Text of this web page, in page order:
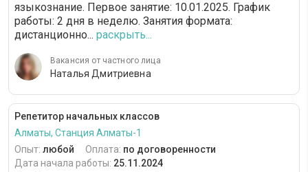
языкознание. Первое занятие: 10.01.2025. График
работы: 2 дня в неделю. Занятия формата:
дистанционно... раскрыть...
Вакансия от частного лица
Наталья Дмитриевна
Репетитор начальных классов
Алматы, Станция Алматы-1
Опыт: любой Оплата: по договоренности
Дата начала работы: 25.11.2024